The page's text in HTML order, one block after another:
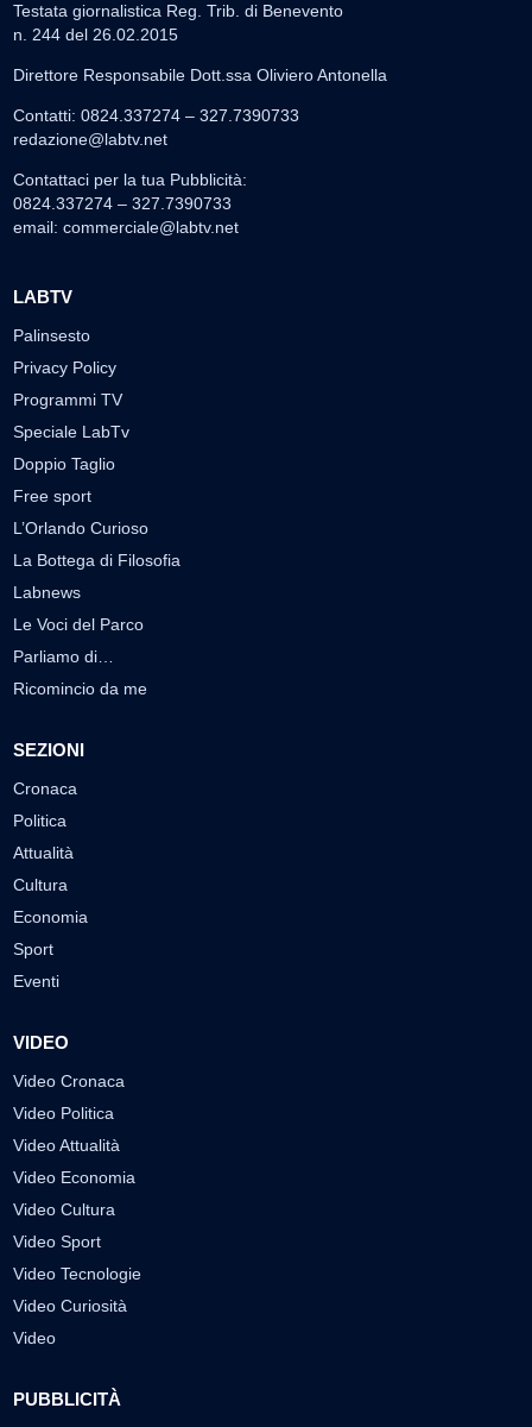
Testata giornalistica Reg. Trib. di Benevento
n. 244 del 26.02.2015
Direttore Responsabile Dott.ssa Oliviero Antonella
Contatti: 0824.337274 – 327.7390733
redazione@labtv.net
Contattaci per la tua Pubblicità:
0824.337274 – 327.7390733
email: commerciale@labtv.net
LABTV
Palinsesto
Privacy Policy
Programmi TV
Speciale LabTv
Doppio Taglio
Free sport
L’Orlando Curioso
La Bottega di Filosofia
Labnews
Le Voci del Parco
Parliamo di…
Ricomincio da me
SEZIONI
Cronaca
Politica
Attualità
Cultura
Economia
Sport
Eventi
VIDEO
Video Cronaca
Video Politica
Video Attualità
Video Economia
Video Cultura
Video Sport
Video Tecnologie
Video Curiosità
Video
PUBBLICITÀ